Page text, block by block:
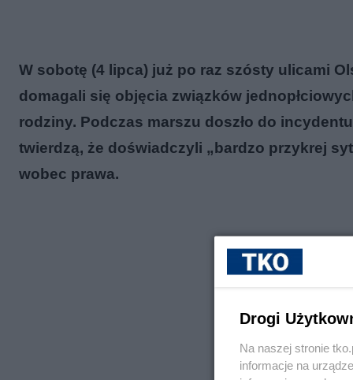
W sobotę (4 lipca) już po raz szósty ulicami
domagali się objęcia związków
rodziny. Podczas marszu doszło do
twierdzą, że doświadczyli „bardzo przykrej
wobec prawa.
Drogi
Na naszej stronie
informacje na